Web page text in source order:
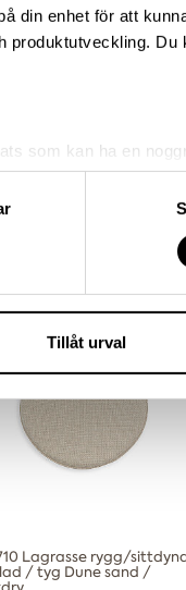
din enhet för att
produktutveckling.
som kan ha en
den för specifika
och ställ in
förklaringen.
även sådana
som vi samarbetar
Tillåt urval
quiltad dyna för
Lagrasse rygg/
/ tyg Dune sand /